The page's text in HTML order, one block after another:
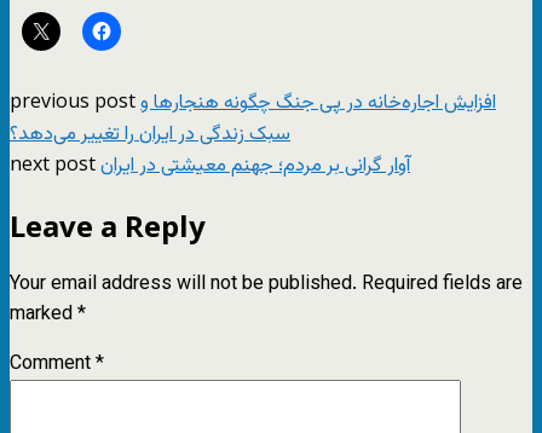
previous postافزایش اجاره‌خانه در پی جنگ چگونه هنجارها و
سبک زندگی در ایران را تغییر می‌دهد؟
next postآوار گرانی بر مردم؛ جهنم معیشتی در ایران
Leave a Reply
Your email address will not be published. Required fields are
marked*
Comment*